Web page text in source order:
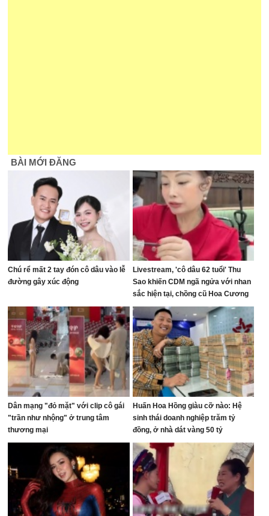
BÀI MỚI ĐĂNG
Chú rể mất 2 tay đón cô dâu vào lễ
đường gây xúc động
Livestream, 'cô dâu 62 tuổi' Thu
Sao khiến CDM ngã ngửa với nhan
sắc hiện tại, chồng cũ Hoa Cương
bị réo tên
Dân mạng "đỏ mặt" với clip cô gái
"trần như nhộng" ở trung tâm
thương mại
Huấn Hoa Hồng giàu cỡ nào: Hệ
sinh thái doanh nghiệp trăm tỷ
đồng, ở nhà dát vàng 50 tỷ